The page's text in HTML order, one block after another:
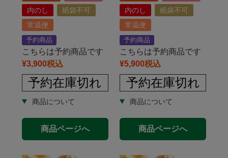
内のし
紙袋不可
常温便
予約商品
こちらは予約商品です
¥3,900税込
予約在庫切れ
商品ページへ
内のし
紙袋不可
常温便
予約商品
こちらは予約商品です
¥5,900税込
予約在庫切れ
商品ページへ